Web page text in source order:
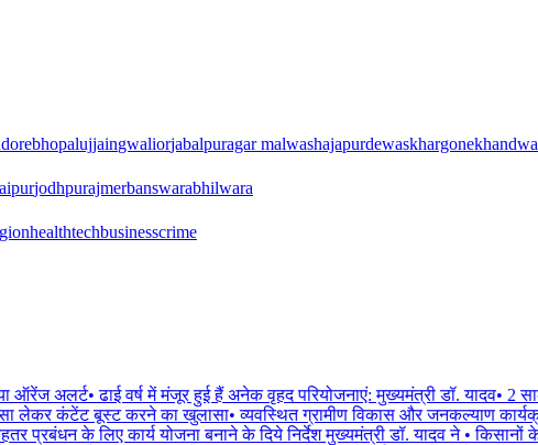
bhopalujjaingwaliorjabalpuragar malwashajapurdewaskhargonekhandwa
jodhpurajmerbanswarabhilwara
healthtechbusinesscrime
ऑरेंज अलर्ट•ढाई वर्ष में मंजूर हुई हैं अनेक वृहद परियोजनाएं: मुख्यमंत्री डॉ. यादव•2
लेकर कंटेंट बूस्ट करने का खुलासा•व्यवस्थित ग्रामीण विकास और जनकल्याण
प्रबंधन के लिए कार्य योजना बनाने के दिये निर्देश मुख्यमंत्री डॉ. यादव ने• किसानों के